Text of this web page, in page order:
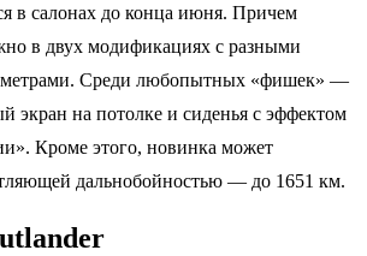
в салонах до конца июня. Причем
в двух модификациях с разными
Среди любопытных «фишек» —
экран на потолке и сиденья с эффектом
Кроме этого, новинка может
дальнобойностью — до 1651 км.